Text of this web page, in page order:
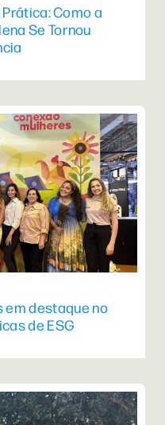
Como a
Se Tornou
em destaque no
de ESG